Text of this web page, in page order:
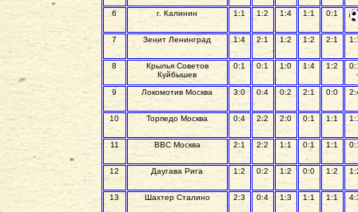
6 г. Калинин 1:1 1:2 1:4 1:1 0:1
7 Зенит Ленинград 1:4 2:1 1:2 1:2 2:1
8
Крылья Советов
Куйбышев
0:1 0:1 1:0 1:4 1:2
9 Локомотив Москва 3:0 0:4 0:2 2:1 0:0
10 Торпедо Москва 0:4 2:2 2:0 0:1 1:1
11 ВВС Москва 2:1 2:2 1:1 0:1 1:1
12 Даугава Рига 1:2 0:2 1:2 0:0 1:2
13 Шахтер Сталино 2:3 0:4 1:3 1:1 1:1